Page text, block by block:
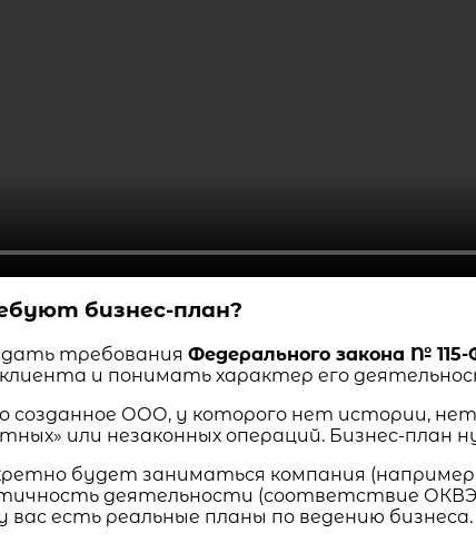
бизнес-план?
требования Федерального закона №
и понимать характер его
созданное ООО, у которого нет истории,
или незаконных операций. Бизнес-план
будет заниматься компания
деятельности (соответствие
вас есть реальные планы по ведению бизнеса.